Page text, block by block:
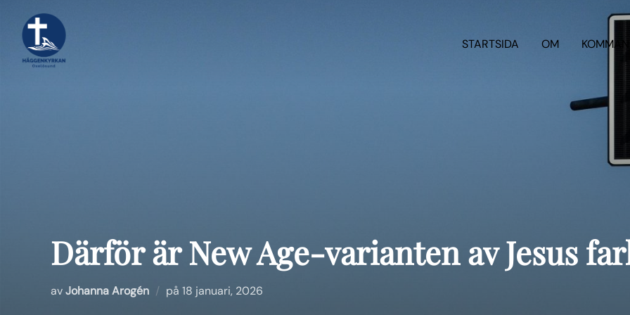
innehåll
STARTSIDA OM
Därför är New Age-varianten av Jesus
avJohanna Arogén på Publicerat
18 januari, 2026